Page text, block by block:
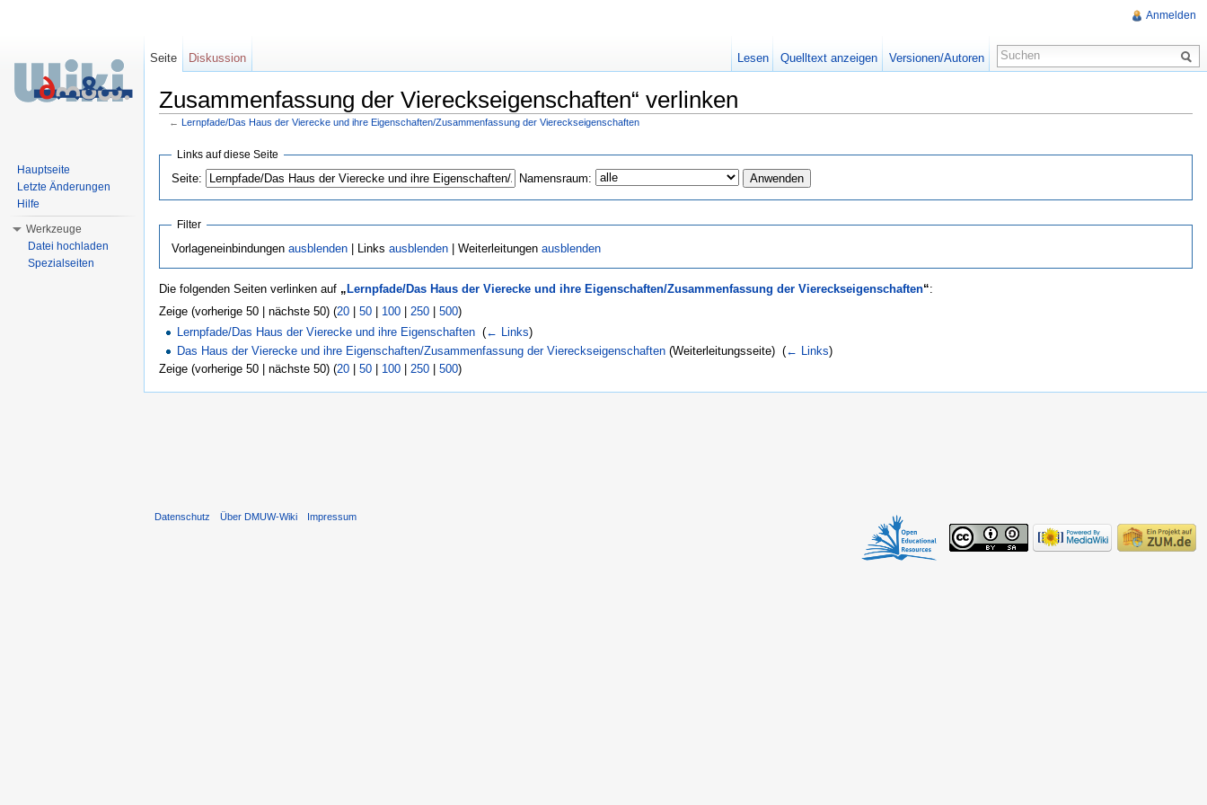
Zusammenfassung der Viereckseigenschaften“ verlinken
← Lernpfade/Das Haus der Vierecke und ihre Eigenschaften/Zusammenfassung der Viereckseigenschaften
Links auf diese Seite
Seite: Namensraum:
Filter
Vorlageneinbindungen ausblenden| Links ausblenden| Weiterleitungen ausblenden
Die folgenden Seiten verlinken auf „ Lernpfade/Das Haus der Vierecke und ihre Eigenschaften/Zusammenfassung der Viereckseigenschaften“:
Zeige (vorherige 50 | nächste 50) (20 50 100 250 500)
Lernpfade/Das Haus der Vierecke und ihre Eigenschaften ‎(← Links)
Das Haus der Vierecke und ihre Eigenschaften/Zusammenfassung der Viereckseigenschaften (Weiterleitungsseite) ‎(← Links)
Zeige (vorherige 50 | nächste 50) (20 50 100 250 500)
Anmelden
Seite Diskussion Lesen Quelltext anzeigen Versionen/Autoren
Hauptseite
Letzte Änderungen
Hilfe
Werkzeuge
Datei hochladen
Spezialseiten
Datenschutz Über DMUW-Wiki Impressum